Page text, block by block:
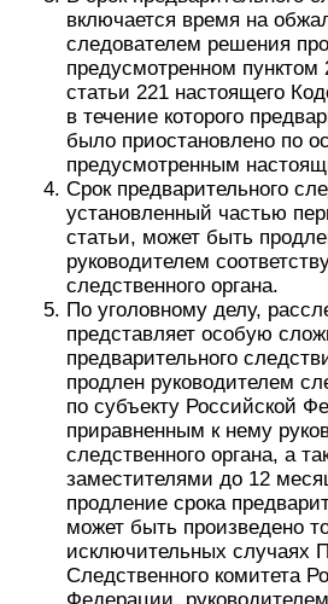
включается время на
следователем решения
предусмотренном пунктом
статьи 221 настоящего
в течение которого
было приостановлено по
предусмотренным
Срок предварительного
установленный частью
статьи, может быть
руководителем
следственного органа.
По уголовному делу,
представляет особую
предварительного
продлен руководителем
по субъекту Российской
приравненным к нему
следственного органа, а
заместителями до 12
продление срока
может быть произведено
исключительных случаях
Следственного комитета